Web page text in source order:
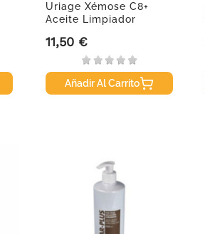
Uriage Xémose C8+
Aceite Limpiador
Precio
11,50 €
Añadir Al Carrito